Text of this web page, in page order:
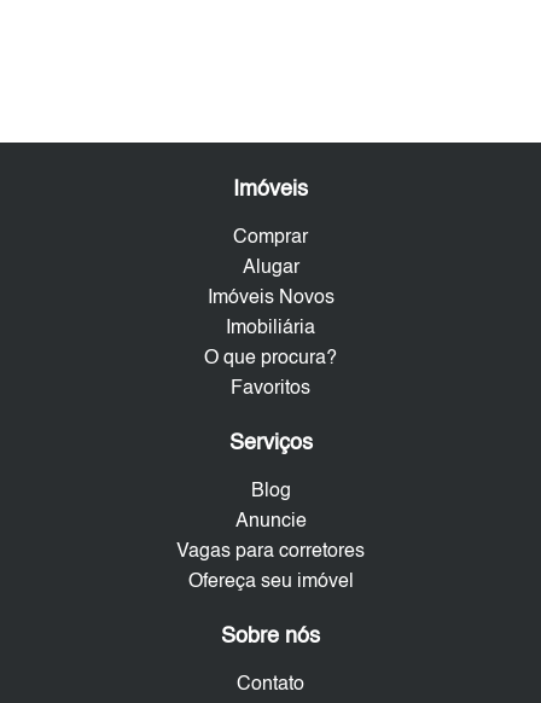
Imóveis
Comprar
Alugar
Imóveis Novos
Imobiliária
O que procura?
Favoritos
Serviços
Blog
Anuncie
Vagas para corretores
Ofereça seu imóvel
Sobre nós
Contato